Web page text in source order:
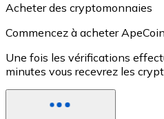
Acheter des cryptomonnaies
Commencez à acheter
Une fois les vérifications
minutes vous recevrez les